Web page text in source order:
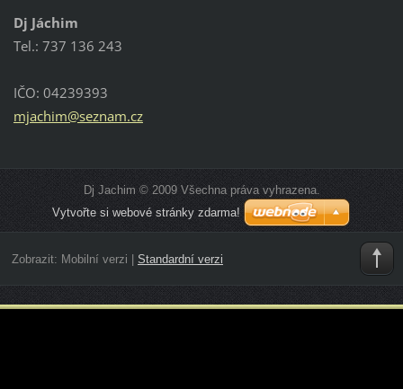
Dj Jáchim
Tel.: 737 136 243
IČO: 04239393
mjachim@seznam.cz
Dj Jachim © 2009 Všechna práva vyhrazena.
Vytvořte si webové stránky zdarma!
Zobrazit: Mobilní verzi Standardní verzi